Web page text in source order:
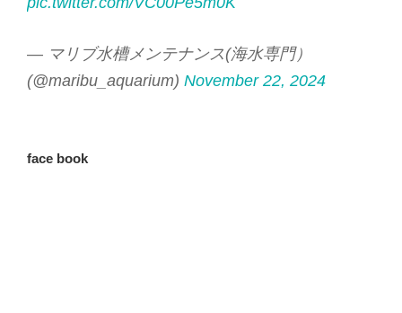
— マリブ水槽メンテナンス(海水専門）
(@maribu_aquarium) November 22, 2024
face book